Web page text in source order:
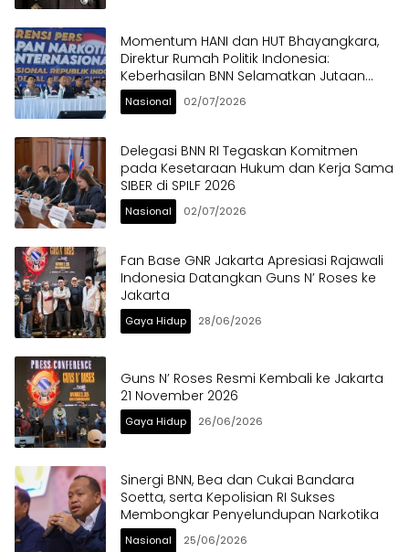
Momentum HANI dan HUT Bhayangkara,
Direktur Rumah Politik Indonesia:
Keberhasilan BNN Selamatkan Jutaan
Anak Bangsa dari Ancaman Narkoba
Nasional 02/07/2026
Delegasi BNN RI Tegaskan Komitmen
pada Kesetaraan Hukum dan Kerja Sama
SIBER di SPILF 2026
Nasional 02/07/2026
Fan Base GNR Jakarta Apresiasi Rajawali
Indonesia Datangkan Guns N’ Roses ke
Jakarta
Gaya Hidup 28/06/2026
Guns N’ Roses Resmi Kembali ke Jakarta
21 November 2026
Gaya Hidup 26/06/2026
Sinergi BNN, Bea dan Cukai Bandara
Soetta, serta Kepolisian RI Sukses
Membongkar Penyelundupan Narkotika
Nasional 25/06/2026